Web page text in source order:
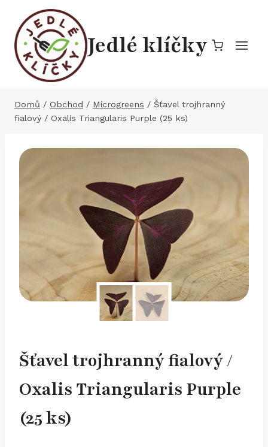
Přeskočit
obsah
Jedlé klíčky
Domů / Obchod / Microgreens / Šťavel trojhranný
fialový / Oxalis Triangularis Purple (25 ks)
Šťavel trojhranný fialový /
Oxalis Triangularis Purple
(25 ks)